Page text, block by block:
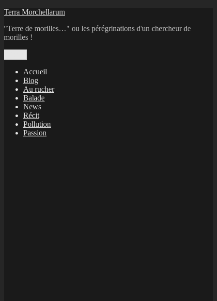
Aller
contenu
Terra Morchellarum
"Terre de morilles…" ou les pérégrinations d'un chercheur de
morilles !
Accueil
Blog
Au rucher
Balade
News
Récit
Pollution
Passion